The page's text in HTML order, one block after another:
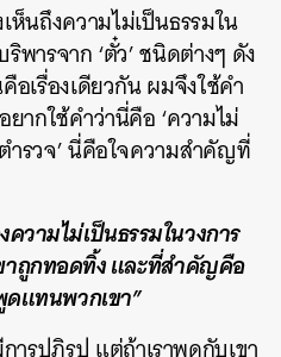
ห็นถึงความไม่เป็นธรรมใน
พารจาก ‘ตั๋ว’ ชนิดต่างๆ ดัง
เรื่องเดียวกัน ผมจึงใช้คำ
ากใช้คำว่านี่คือ ‘ความไม่
ำรวจ’ นี่คือใจความสำคัญที่
วามไม่เป็นธรรมในวงการ
าถูกทอดทิ้ง และที่สำคัญคือ
แทนพวกเขา”
รปฏิรูป แต่ถ้าเราพูดกับเขา